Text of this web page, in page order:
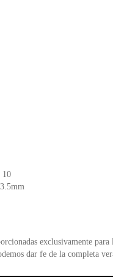
10
exclusivamente
dar fe de la completa